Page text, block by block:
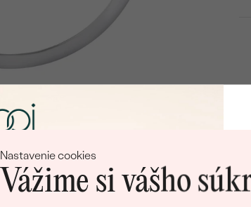
Nastavenie cookies
Vážime si vášho